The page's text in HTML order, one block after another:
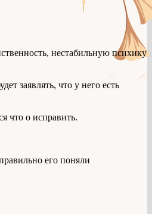
нестабильную психику
заявлять, что у него есть
что о исправить.
его поняли